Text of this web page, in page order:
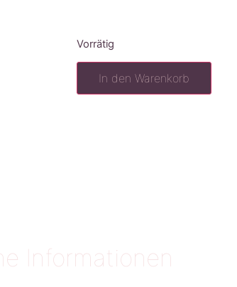
Vorrätig
In den Warenkorb
Informationen